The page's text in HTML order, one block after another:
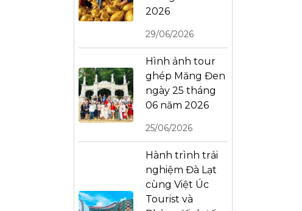
2026
29/06/2026
Hình ảnh tour
ghép Măng Đen
ngày 25 tháng
06 năm 2026
25/06/2026
Hành trình trải
nghiệm Đà Lạt
cùng Việt Úc
Tourist và